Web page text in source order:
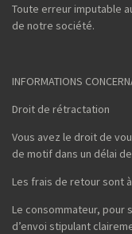
Toute erreur imputable
de notre société.
INFORMATIONS
Droit de rétractation
Vous avez le droit de
de motif dans un délai
Les frais de retour sont
Le consommateur, pour
d’envoi stipulant